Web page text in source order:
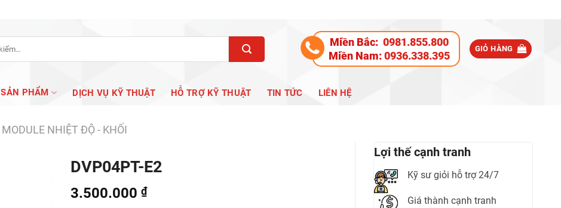
Miền Bắc: 0981.855.800
Miền Nam:0936.338.395
GIỎ HÀNG
SẢN PHẨM DỊCH VỤ KỸ THUẬT HỖ TRỢ KỸ THUẬT TIN TỨC LIÊN HỆ
MODULE NHIỆT ĐỘ - KHỐI
Lợi thế cạnh tranh
Kỹ sư giỏi hỗ trợ 24/7
Giá thành cạnh tranh
DVP04PT-E2
3.500.000 ₫